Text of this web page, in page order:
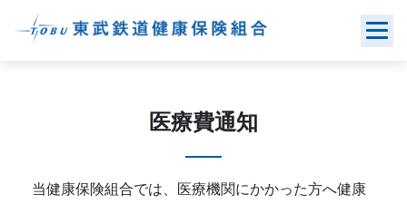
医療費通知
当健康保険組合では、医療機関にかかった方へ健康